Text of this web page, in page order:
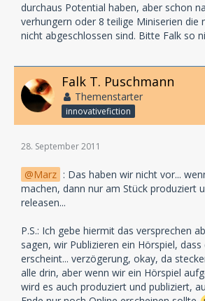
durchaus Potential haben, aber schon
verhungern oder 8 teilige Miniserien die
nicht abgeschlossen sind. Bitte Falk so
Falk T. Puschmann
Themenstarter
innovativefiction
28. September 2011
Marz : Das haben wir nicht vor...
machen, dann nur am Stück produziert
releasen...
P.S.: Ich gebe hiermit das versprechen
sagen, wir Publizieren ein Hörspiel,
erscheint... verzögerung, okay, da
alle drin, aber wenn wir ein Hörspiel
wird es auch produziert und publiziert,